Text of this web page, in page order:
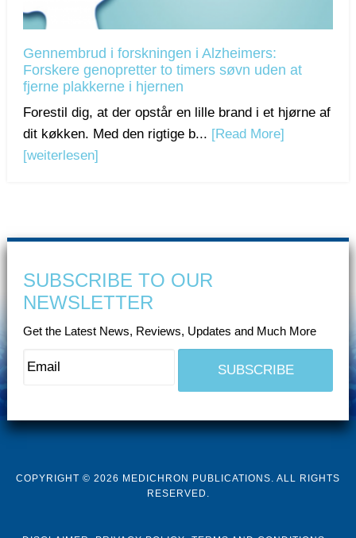
Gennembrud i forskningen i Alzheimers:
Forskere genopretter to timers søvn uden at
fjerne plakkerne i hjernen
Forestil dig, at der opstår en lille brand i et hjørne af
dit køkken. Med den rigtige b... [Read More]
[weiterlesen]
SUBSCRIBE TO OUR
NEWSLETTER
Get the Latest News, Reviews, Updates and Much More
COPYRIGHT © 2026 MEDICHRON PUBLICATIONS. ALL RIGHTS
RESERVED.